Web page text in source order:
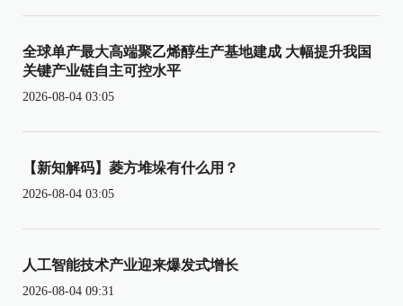
全球单产最大高端聚乙烯醇生产基地建成 大幅提升我国
关键产业链自主可控水平
2026-08-04 03:05
【新知解码】菱方堆垛有什么用？
2026-08-04 03:05
人工智能技术产业迎来爆发式增长
2026-08-04 09:31